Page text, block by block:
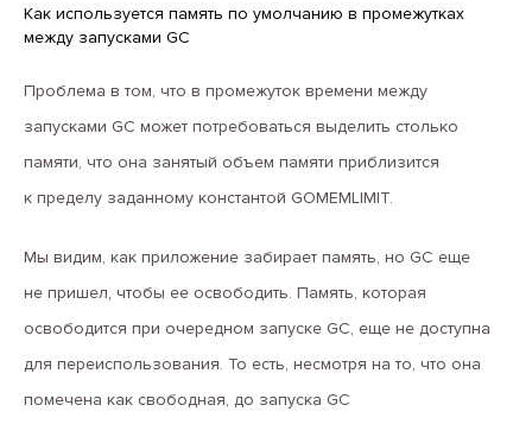
Как используется память по умолчанию в промежутках
между запусками GC
Проблема в том, что в промежуток времени между
запусками GC может потребоваться выделить столько
памяти, что она занятый объем памяти приблизится
к пределу заданному константой GOMEMLIMIT.
Мы видим, как приложение забирает память, но GC еще
не пришел, чтобы ее освободить. Память, которая
освободится при очередном запуске GC, еще не доступна
для переиспользования. То есть, несмотря на то, что она
помечена как свободная, до запуска GC